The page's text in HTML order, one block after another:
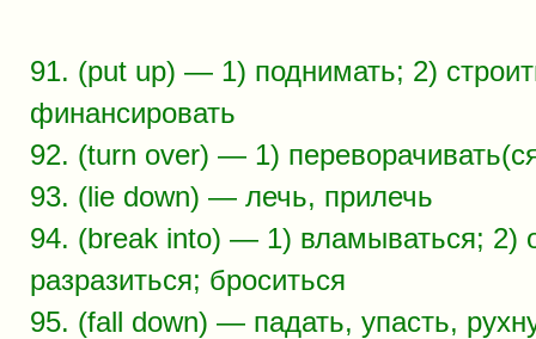
91. (put up) — 1) поднимать; 2)
финансировать
92. (turn over) — 1)
93. (lie down) — лечь, прилечь
94. (break into) — 1) вламываться; 2)
разразиться; броситься
95. (fall down) — падать, упасть,